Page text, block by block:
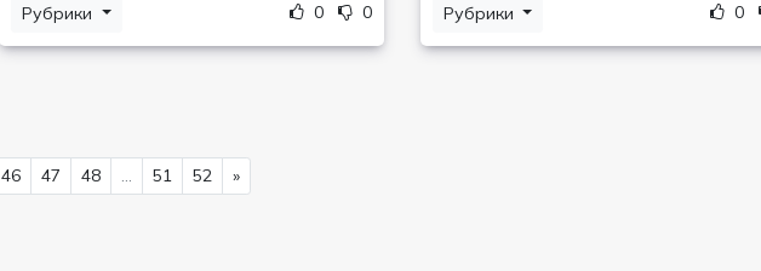
Рубрики 0 0 Рубрики 0
46 47 48 ... 51 52 »